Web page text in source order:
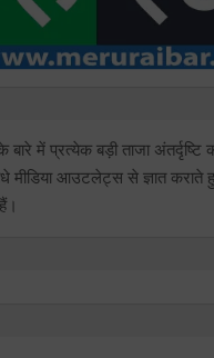
बारे में प्रत्येक बड़ी ताजा
मीडिया आउटलेट्स से ज्ञात कराते